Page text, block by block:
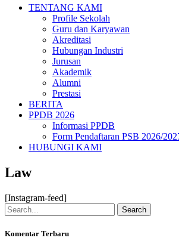
TENTANG KAMI
Profile Sekolah
Guru dan Karyawan
Akreditasi
Hubungan Industri
Jurusan
Akademik
Alumni
Prestasi
BERITA
PPDB 2026
Informasi PPDB
Form Pendaftaran PSB 2026/
HUBUNGI KAMI
Law
[Instagram-feed]
Search
Komentar Terbaru